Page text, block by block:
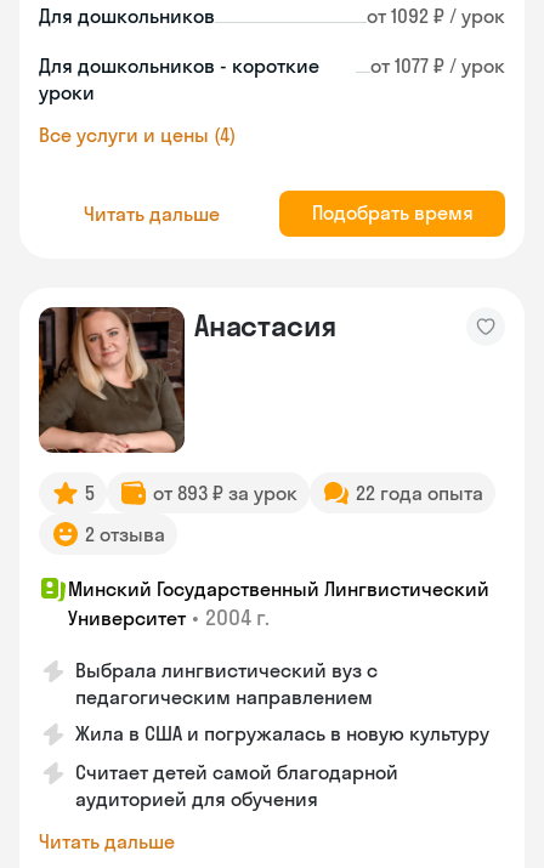
Для дошкольников от 1092 ₽ / урок
Для дошкольников - короткие
уроки
от 1077 ₽ / урок
Все услуги и цены (4)
Читать дальше Подобрать время
Анастасия
5 от 893 ₽ за урок
22 года опыта
2 отзыва
Минский Государственный Лингвистический
Университет • 2004 г.
Выбрала лингвистический вуз с
педагогическим направлением
Жила в США и погружалась в новую культуру
Считает детей самой благодарной
аудиторией для обучения
Читать дальше